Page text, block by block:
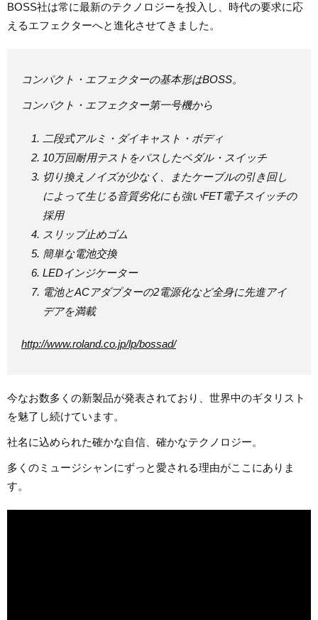
BOSS社は常に最新のテクノロジーを投入し、時代の要求に応
えるエフェクターへと進化させてきました。
コンパクト・エフェクターの基本形はBOSS。
コンパクト・エフェクター第一号機から
二段式アルミ・ダイキャスト・ボディ
10万回耐用テストをパスしたペダル・スイッチ
切り換えノイズが少なく、またケーブルの引き回し
によって生じる音質劣化にも強いFET電子スイッチの
採用
スリップ止めゴム
簡単な電池交換
LEDインジケーター
電池とACアダプターの2電源化など全身に先進アイ
デアを満載
http://www.roland.co.jp/lp/bossad/
今なお数多くの新製品が発表されており、世界中のギタリスト
を魅了し続けています。
社名に込められた確かな自信、確かなテクノロジー。
多くのミュージシャンにずっと愛される理由がここにありま
す。